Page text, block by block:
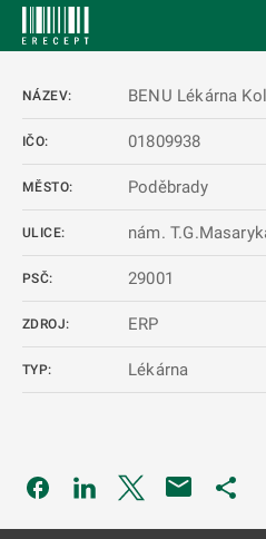
NÁZEV: BENU Lékárna
IČO: 01809938
MĚSTO: Poděbrady
ULICE: nám.
PSČ: 29001
ZDROJ: ERP
TYP: Lékárna
Odkaz se otevře na nové
Odkaz se otevře na
Odkaz se